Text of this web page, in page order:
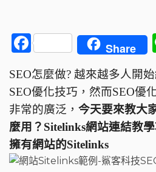
F
a
c
e
b
o
o
Share
SEO怎麼做? 越來越多人開
SEO優化技巧，然而SEO優
非常的廣泛， 今天要來教大
麼用？Sitelinks網站連結教
擁有網站的Sitelinks